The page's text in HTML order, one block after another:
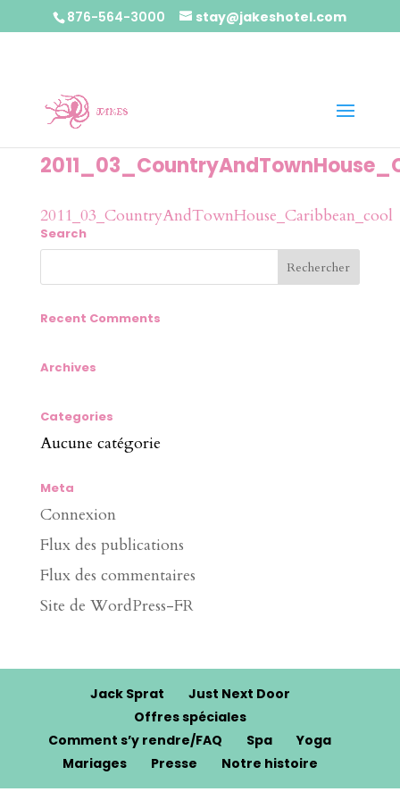
876-564-3000 stay@jakeshotel.com
2011_03_CountryAndTownHouse_Caribbean_cool
Search
Recent Comments
Archives
Categories
Aucune catégorie
Meta
Connexion
Flux des publications
Flux des commentaires
Site de WordPress-FR
Jack Sprat
Just Next Door
Offres spéciales
Comment s’y rendre/FAQ
Spa
Yoga
Mariages
Presse Notre histoire